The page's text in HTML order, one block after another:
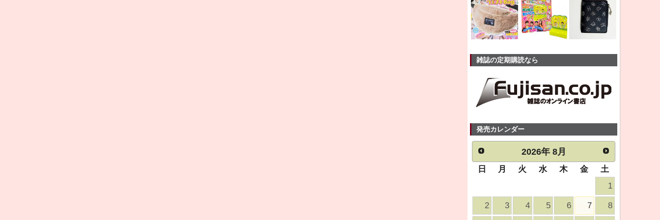
雑誌の定期購読なら
発売カレンダー
2026年 8月
日 月 火 水 木 金
土
1
2 3 4 5 6 7 8